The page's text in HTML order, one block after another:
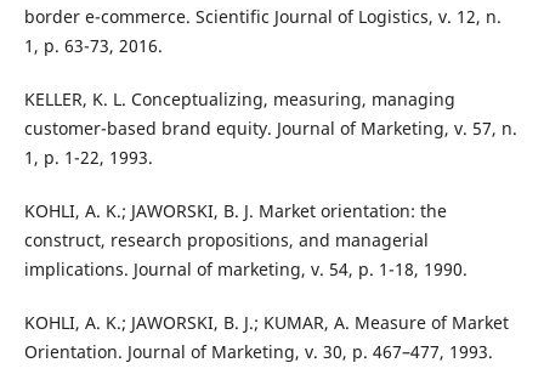
border e-commerce. Scientific Journal of Logistics, v. 12, n.
1, p. 63-73, 2016.
KELLER, K. L. Conceptualizing, measuring, managing
customer-based brand equity. Journal of Marketing, v. 57, n.
1, p. 1-22, 1993.
KOHLI, A. K.; JAWORSKI, B. J. Market orientation: the
construct, research propositions, and managerial
implications. Journal of marketing, v. 54, p. 1-18, 1990.
KOHLI, A. K.; JAWORSKI, B. J.; KUMAR, A. Measure of Market
Orientation. Journal of Marketing, v. 30, p. 467–477, 1993.